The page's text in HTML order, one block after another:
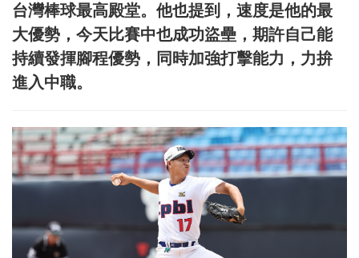
台灣棒球最高殿堂。他也提到，速度是他的最
大優勢，今天比賽中也成功盜壘，期許自己能
持續發揮腳程優勢，同時加強打擊能力，力拚
進入中職。